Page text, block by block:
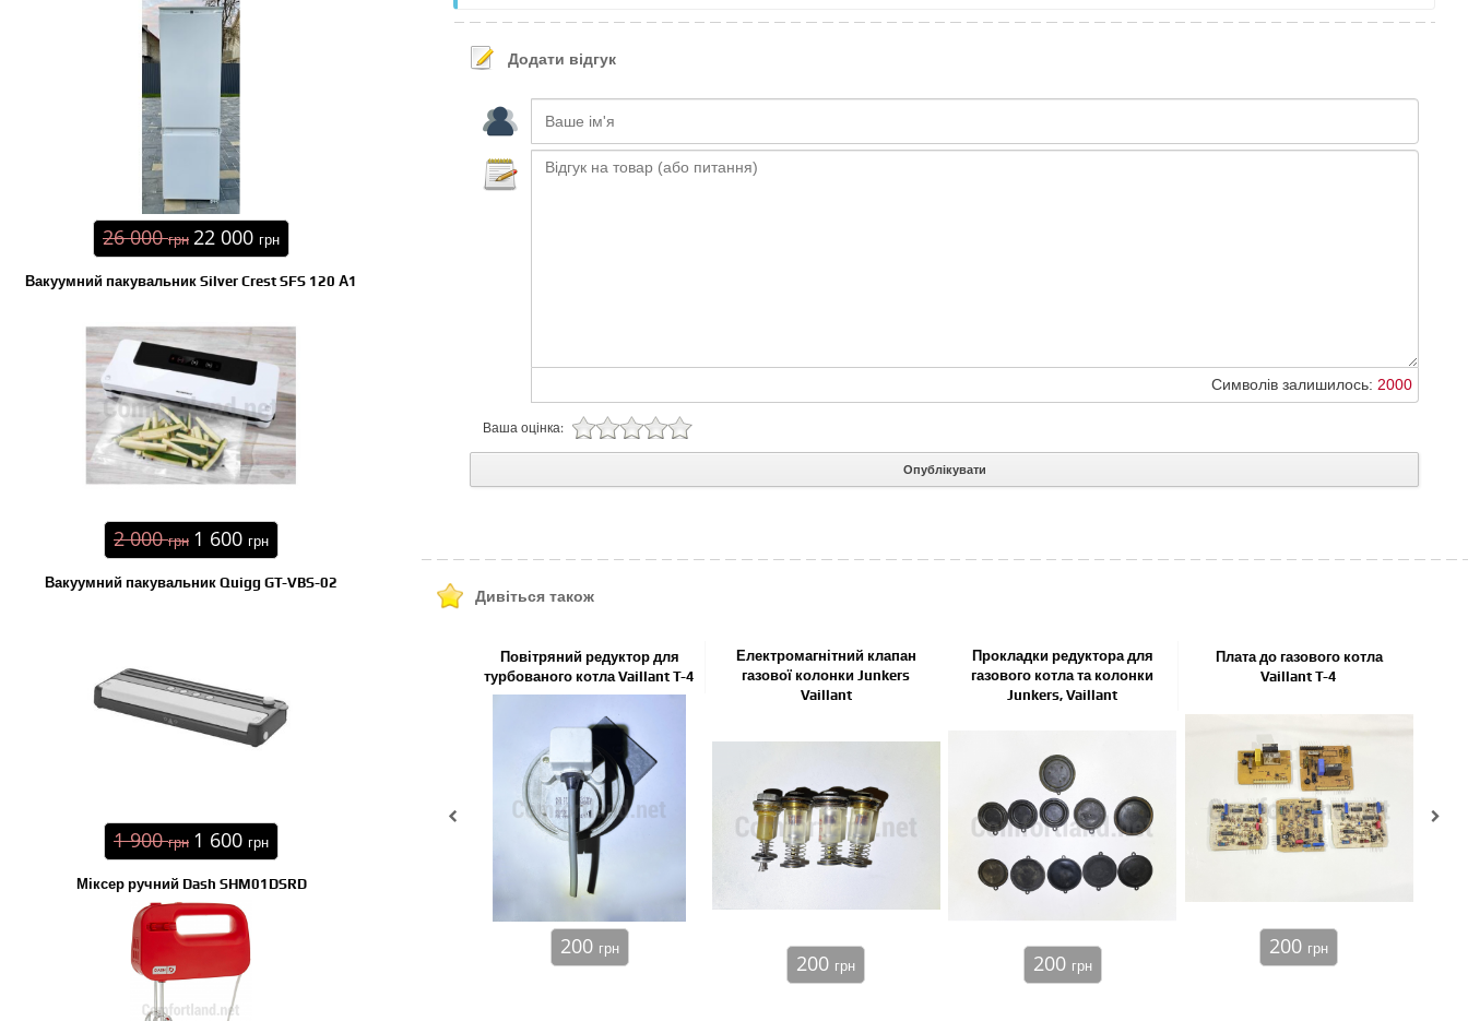
Додати відгук
Символів залишилось: 2000
Ваша оцінка:
Опублікувати
Дивіться також
Повітряний редуктор для
турбованого котла Vaillant T-4
200 грн
Електромагнітний клапан
газової колонки Junkers
Vaillant
200 грн
Прокладки редуктора для
газового котла та колонки
Junkers, Vaillant
200 грн
Плата до газового котла
Vaillant T-4
200 грн
26 000грн 22 000 грн
Вакуумний пакувальник Silver Crest SFS 120 А1
2 000грн 1 600 грн
Вакуумний пакувальник Quigg GT-VBS-02
1 900грн 1 600 грн
Міксер ручний Dash SHM01DSRD